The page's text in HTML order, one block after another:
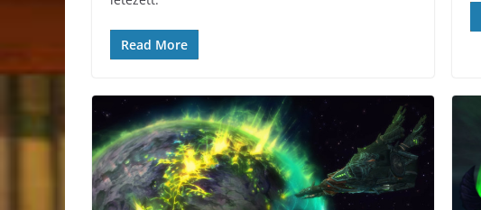
Read More